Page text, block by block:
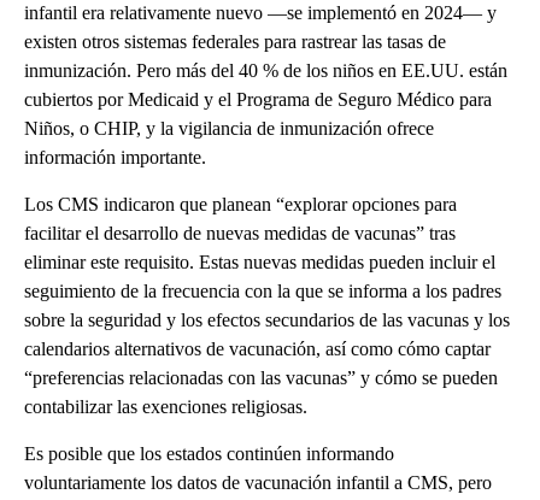
infantil era relativamente nuevo —se implementó en 2024— y
existen otros sistemas federales para rastrear las tasas de
inmunización. Pero más del 40 % de los niños en EE.UU. están
cubiertos por Medicaid y el Programa de Seguro Médico para
Niños, o CHIP, y la vigilancia de inmunización ofrece
información importante.
Los CMS indicaron que planean “explorar opciones para
facilitar el desarrollo de nuevas medidas de vacunas” tras
eliminar este requisito. Estas nuevas medidas pueden incluir el
seguimiento de la frecuencia con la que se informa a los padres
sobre la seguridad y los efectos secundarios de las vacunas y los
calendarios alternativos de vacunación, así como cómo captar
“preferencias relacionadas con las vacunas” y cómo se pueden
contabilizar las exenciones religiosas.
Es posible que los estados continúen informando
voluntariamente los datos de vacunación infantil a CMS, pero